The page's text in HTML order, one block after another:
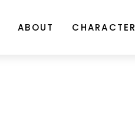
ABOUT CHARACTER